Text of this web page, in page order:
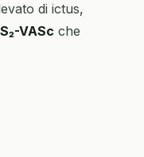
di ictus,
VASc che